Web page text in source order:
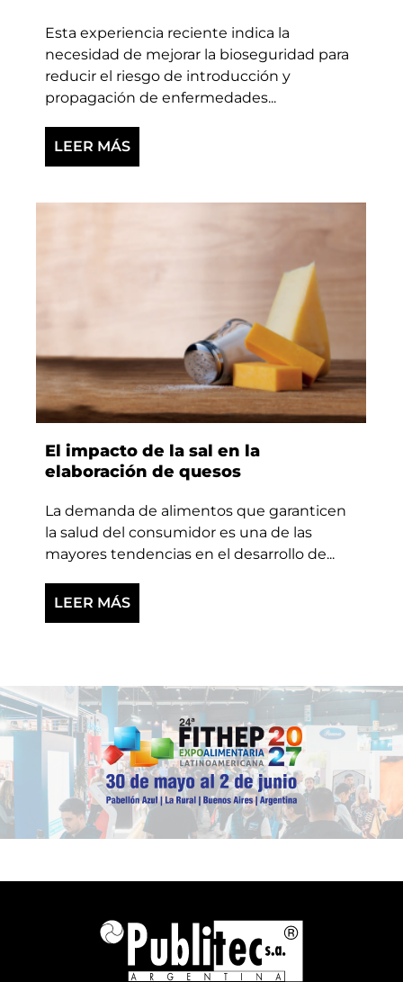
Esta experiencia reciente indica la
necesidad de mejorar la bioseguridad para
reducir el riesgo de introducción y
propagación de enfermedades...
LEER MÁS
El impacto de la sal en la
elaboración de quesos
La demanda de alimentos que garanticen
la salud del consumidor es una de las
mayores tendencias en el desarrollo de...
LEER MÁS